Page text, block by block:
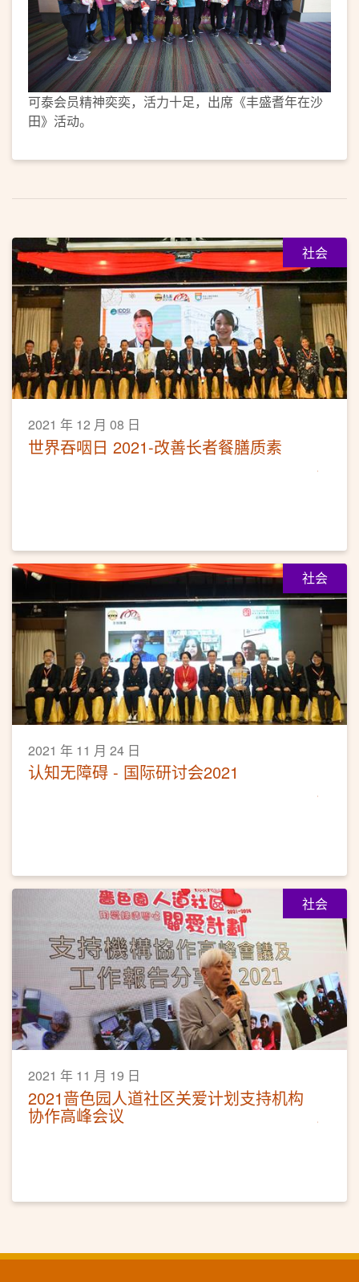
可泰会员精神奕奕，活力十足，出席《丰盛耆年在沙
田》活动。
社会
2021 年 12 月 08 日
世界吞咽日 2021-改善长者餐膳质素
社会
2021 年 11 月 24 日
认知无障碍 - 国际研讨会2021
社会
2021 年 11 月 19 日
2021啬色园人道社区关爱计划支持机构
协作高峰会议